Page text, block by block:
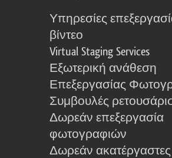
Υπηρεσίες
βίντεο
Virtual Staging Services
Εξωτερική ανάθεση
Επεξεργασίας
Συμβουλές
Δωρεάν επεξεργασία
φωτογραφιών
Δωρεάν ακατέργαστες